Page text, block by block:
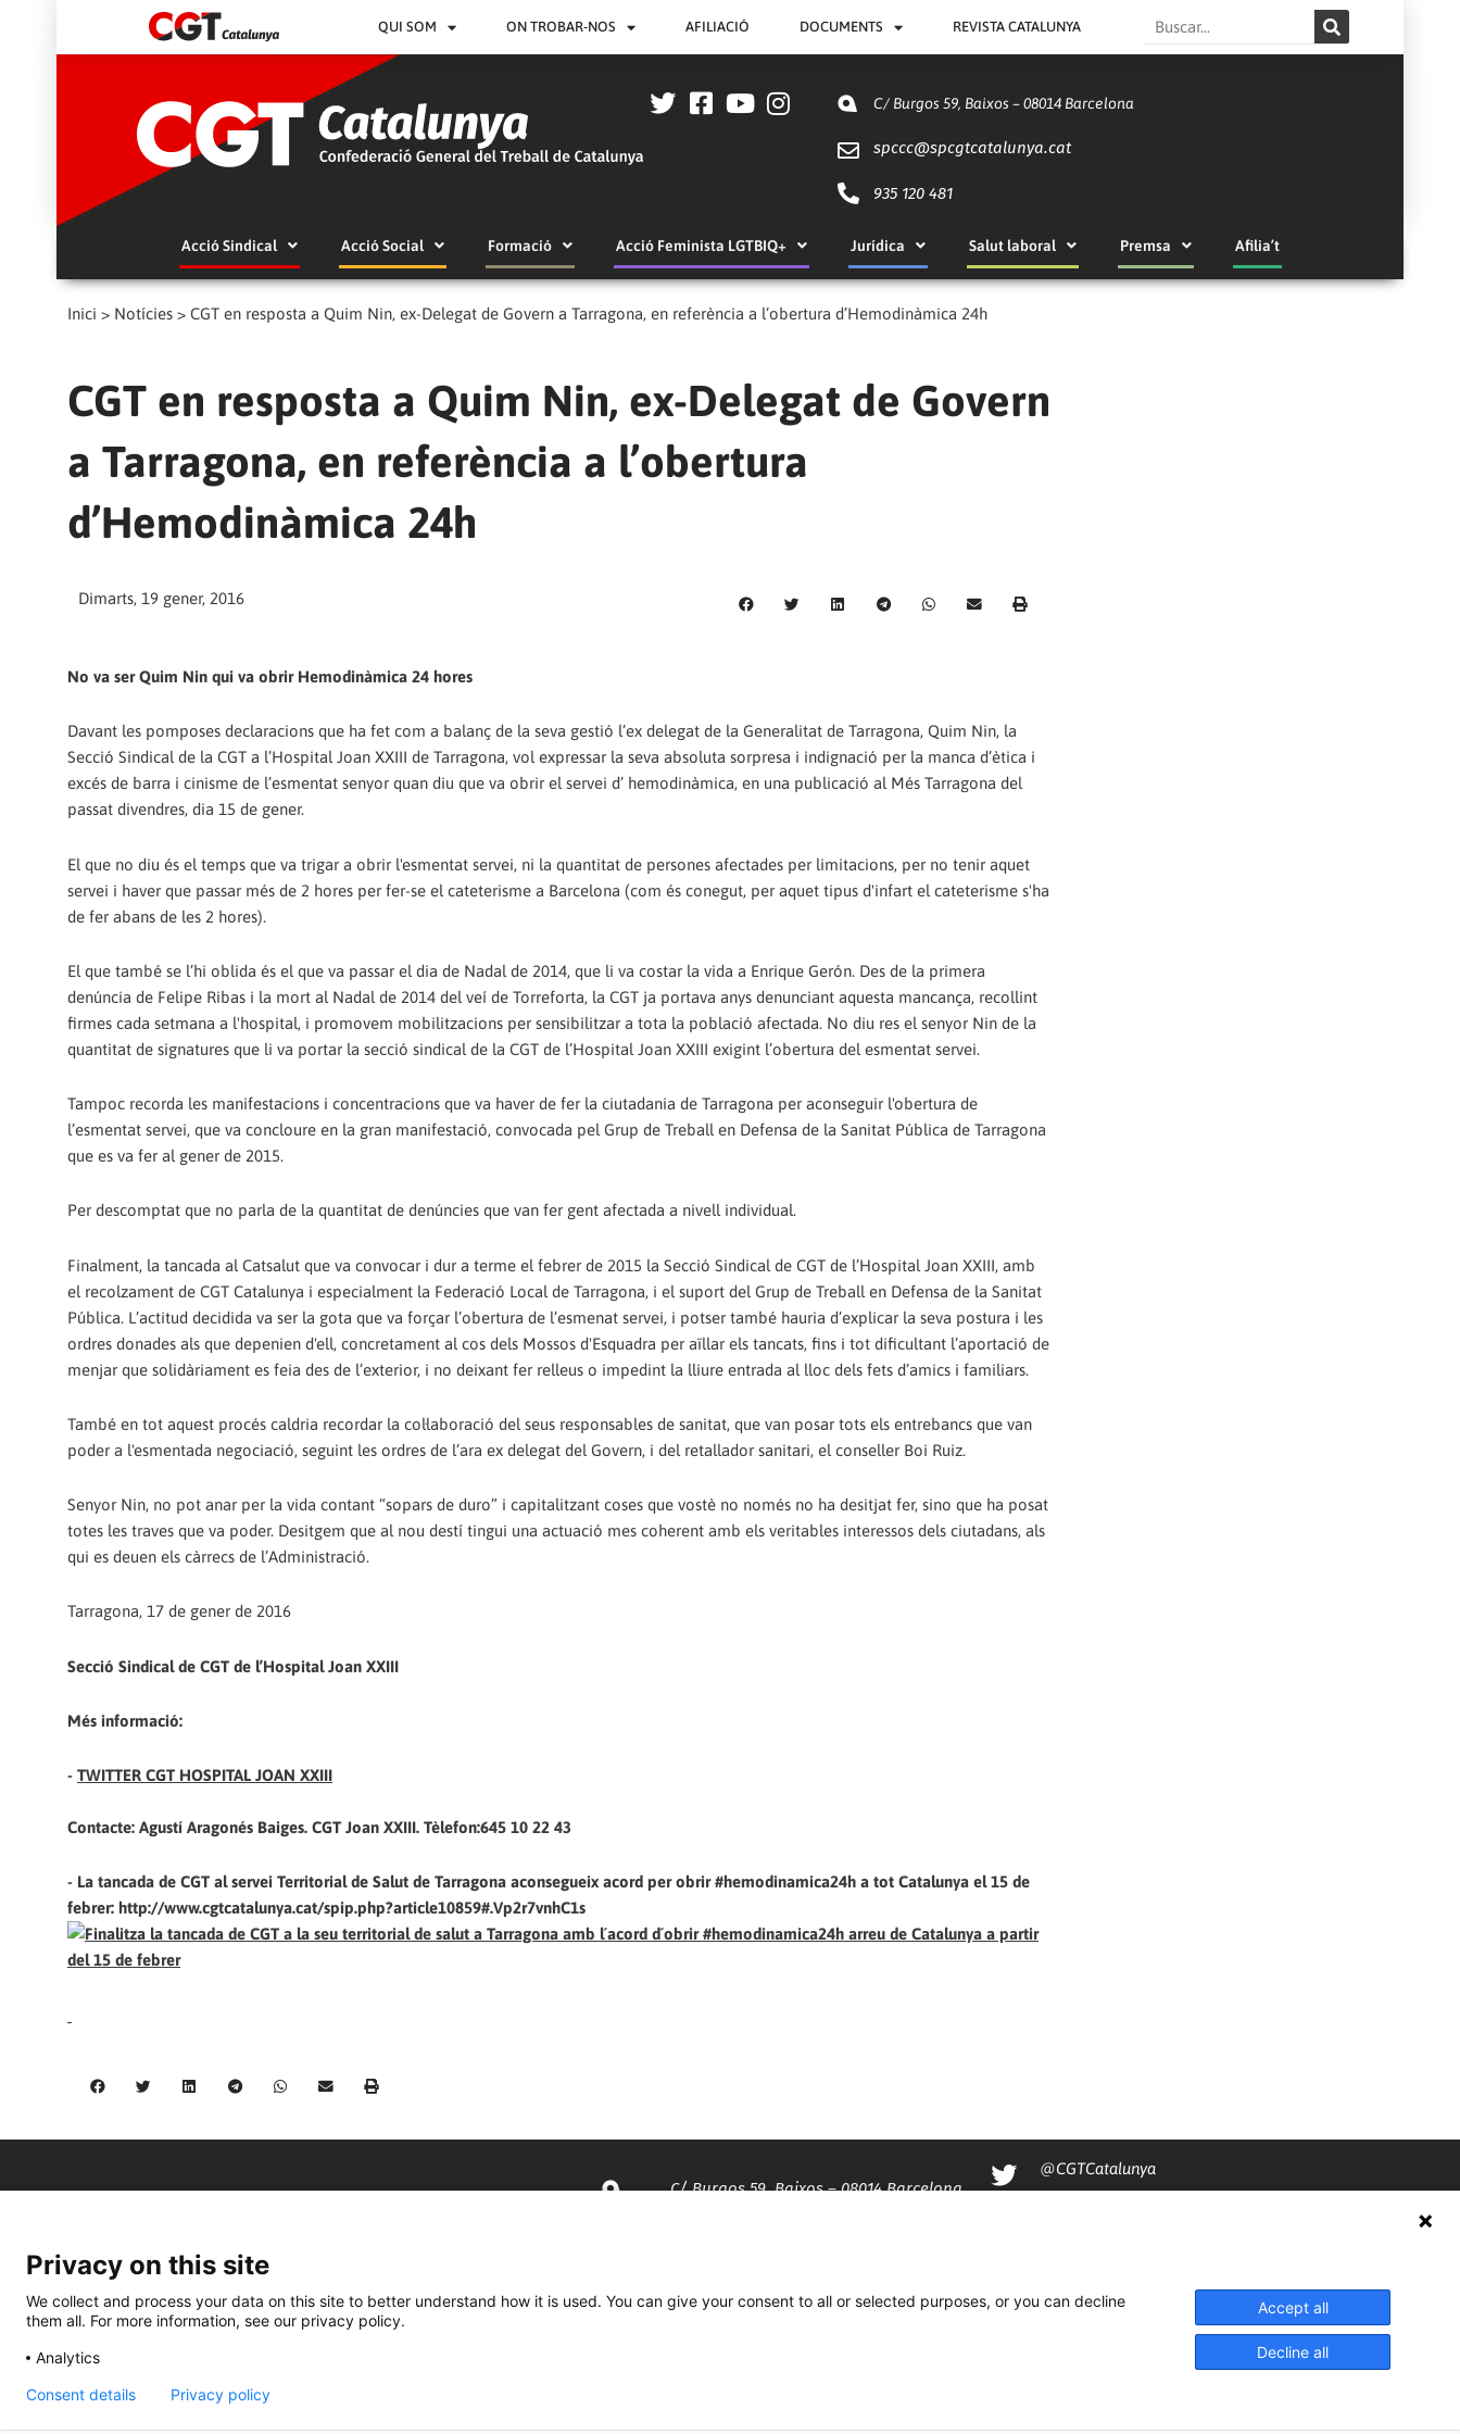
QUI SOM ON TROBAR-NOS AFILIACIÓ DOCUMENTS REVISTA CATALUNYA Search
C/ Burgos 59, Baixos – 08014 Barcelona
spccc@spcgtcatalunya.cat
935 120 481
Acció Sindical Acció Social Formació Acció Feminista LGTBIQ+ Jurídica Salut laboral Premsa Afilia’t
Inici > Notícies > CGT en resposta a Quim Nin, ex-Delegat de Govern a Tarragona, en referència a l’obertura d’Hemodinàmica 24h
CGT en resposta a Quim Nin, ex-Delegat de Govern
a Tarragona, en referència a l’obertura
d’Hemodinàmica 24h
Dimarts, 19 gener, 2016
No va ser Quim Nin qui va obrir Hemodinàmica 24 hores
Davant les pomposes declaracions que ha fet com a balanç de la seva gestió l’ex delegat de la Generalitat de Tarragona, Quim Nin, la
Secció Sindical de la CGT a l’Hospital Joan XXIII de Tarragona, vol expressar la seva absoluta sorpresa i indignació per la manca d’ètica i
excés de barra i cinisme de l’esmentat senyor quan diu que va obrir el servei d’ hemodinàmica, en una publicació al Més Tarragona del
passat divendres, dia 15 de gener.
El que no diu és el temps que va trigar a obrir l'esmentat servei, ni la quantitat de persones afectades per limitacions, per no tenir aquet
servei i haver que passar més de 2 hores per fer-se el cateterisme a Barcelona (com és conegut, per aquet tipus d'infart el cateterisme s'ha
de fer abans de les 2 hores).
El que també se l’hi oblida és el que va passar el dia de Nadal de 2014, que li va costar la vida a Enrique Gerón. Des de la primera
denúncia de Felipe Ribas i la mort al Nadal de 2014 del veí de Torreforta, la CGT ja portava anys denunciant aquesta mancança, recollint
firmes cada setmana a l'hospital, i promovem mobilitzacions per sensibilitzar a tota la població afectada. No diu res el senyor Nin de la
quantitat de signatures que li va portar la secció sindical de la CGT de l’Hospital Joan XXIII exigint l’obertura del esmentat servei.
Tampoc recorda les manifestacions i concentracions que va haver de fer la ciutadania de Tarragona per aconseguir l'obertura de
l’esmentat servei, que va concloure en la gran manifestació, convocada pel Grup de Treball en Defensa de la Sanitat Pública de Tarragona
que es va fer al gener de 2015.
Per descomptat que no parla de la quantitat de denúncies que van fer gent afectada a nivell individual.
Finalment, la tancada al Catsalut que va convocar i dur a terme el febrer de 2015 la Secció Sindical de CGT de l’Hospital Joan XXIII, amb
el recolzament de CGT Catalunya i especialment la Federació Local de Tarragona, i el suport del Grup de Treball en Defensa de la Sanitat
Pública. L’actitud decidida va ser la gota que va forçar l’obertura de l’esmenat servei, i potser també hauria d’explicar la seva postura i les
ordres donades als que depenien d'ell, concretament al cos dels Mossos d'Esquadra per aïllar els tancats, fins i tot dificultant l’aportació de
menjar que solidàriament es feia des de l’exterior, i no deixant fer relleus o impedint la lliure entrada al lloc dels fets d’amics i familiars.
També en tot aquest procés caldria recordar la col·laboració del seus responsables de sanitat, que van posar tots els entrebancs que van
poder a l'esmentada negociació, seguint les ordres de l’ara ex delegat del Govern, i del retallador sanitari, el conseller Boi Ruiz.
Senyor Nin, no pot anar per la vida contant “sopars de duro” i capitalitzant coses que vostè no només no ha desitjat fer, sino que ha posat
totes les traves que va poder. Desitgem que al nou destí tingui una actuació mes coherent amb els veritables interessos dels ciutadans, als
qui es deuen els càrrecs de l’Administració.
Tarragona, 17 de gener de 2016
Secció Sindical de CGT de l’Hospital Joan XXIII
Més informació:
- TWITTER CGT HOSPITAL JOAN XXIII
Contacte: Agustí Aragonés Baiges. CGT Joan XXIII. Tèlefon:645 10 22 43
- La tancada de CGT al servei Territorial de Salut de Tarragona aconsegueix acord per obrir #hemodinamica24h a tot Catalunya el 15 de
febrer: http://www.cgtcatalunya.cat/spip.php?article10859#.Vp2r7vnhC1s
C/ Burgos 59, Baixos – 08014 Barcelona
@CGTCatalunya
Privacy on this site
We collect and process your data on this site to better understand how it is used. You can give your consent to all or selected purposes, or you can decline
them all. For more information, see our privacy policy.
Analytics
Accept all
Decline all
Consent details Privacy policy